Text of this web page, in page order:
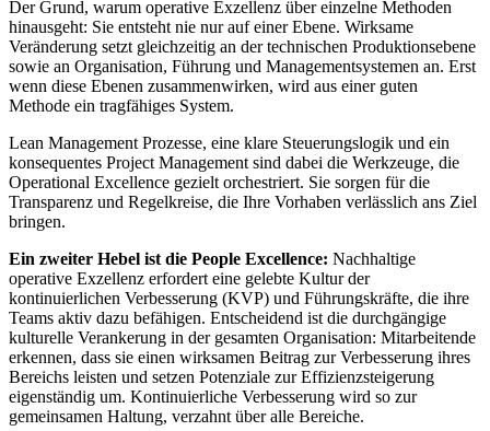
Der Grund, warum operative Exzellenz über einzelne Methoden
hinausgeht: Sie entsteht nie nur auf einer Ebene. Wirksame
Veränderung setzt gleichzeitig an der technischen Produktionsebene
sowie an Organisation, Führung und Managementsystemen an. Erst
wenn diese Ebenen zusammenwirken, wird aus einer guten
Methode ein tragfähiges System.
Lean Management Prozesse, eine klare Steuerungslogik und ein
konsequentes Project Management sind dabei die Werkzeuge, die
Operational Excellence gezielt orchestriert. Sie sorgen für die
Transparenz und Regelkreise, die Ihre Vorhaben verlässlich ans Ziel
bringen.
Ein zweiter Hebel ist die People Excellence: Nachhaltige
operative Exzellenz erfordert eine gelebte Kultur der
kontinuierlichen Verbesserung (KVP) und Führungskräfte, die ihre
Teams aktiv dazu befähigen. Entscheidend ist die durchgängige
kulturelle Verankerung in der gesamten Organisation: Mitarbeitende
erkennen, dass sie einen wirksamen Beitrag zur Verbesserung ihres
Bereichs leisten und setzen Potenziale zur Effizienzsteigerung
eigenständig um. Kontinuierliche Verbesserung wird so zur
gemeinsamen Haltung, verzahnt über alle Bereiche.